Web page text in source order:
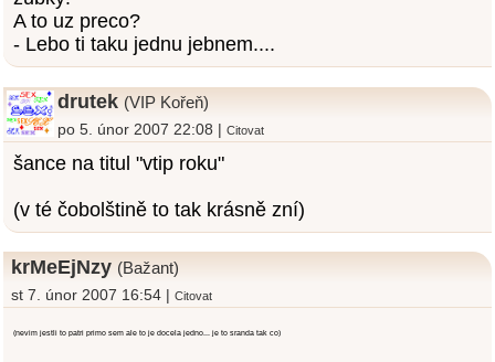
A to uz preco?
- Lebo ti taku jednu jebnem....
drutek (VIP Kořeň)
po 5. únor 2007 22:08 |Citovat
šance na titul "vtip roku"
(v té čobolštině to tak krásně zní)
krMeEjNzy (Bažant)
st 7. únor 2007 16:54 | Citovat
(nevim jestli to patri primo sem ale to je docela jedno... je to sranda tak co)